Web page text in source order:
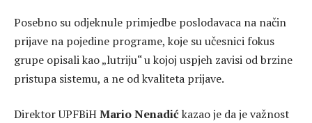
Posebno su odjeknule primjedbe poslodavaca na način
prijave na pojedine programe, koje su učesnici fokus
grupe opisali kao „lutriju“ u kojoj uspjeh zavisi od brzine
pristupa sistemu, a ne od kvaliteta prijave.
Direktor UPFBiHMario Nenadićkazao je da je važnost